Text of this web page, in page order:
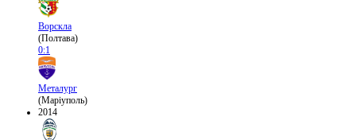
Ворскла
(Полтава)
0:1
Металург
(Маріуполь)
2014